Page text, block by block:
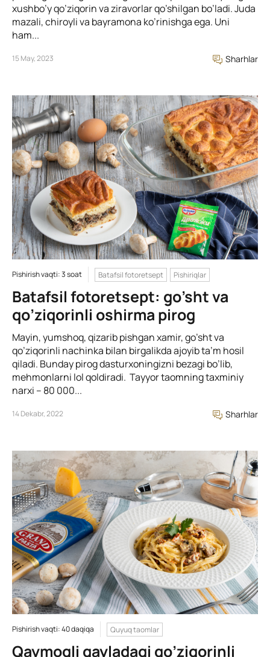
xushbo’y qo’ziqorin va ziravorlar qo’shilgan bo’ladi. Juda
mazali, chiroyli va bayramona ko’rinishga ega. Uni
ham...
15 May, 2023 Sharhlar
Pishirish vaqti: 3 soat Batafsil fotoretsept Pishiriqlar
Batafsil fotoretsept: go’sht va
qo’ziqorinli oshirma pirog
Mayin, yumshoq, qizarib pishgan xamir, go’sht va
qo’ziqorinli nachinka bilan birgalikda ajoyib ta’m hosil
qiladi. Bunday pirog dasturxoningizni bezagi bo’lib,
mehmonlarni lol qoldiradi. Tayyor taomning taxminiy
narxi – 80 000...
14 Dekabr, 2022 Sharhlar
Pishirish vaqti: 40 daqiqa Quyuq taomlar
Qaymoqli qayladagi qo’ziqorinli